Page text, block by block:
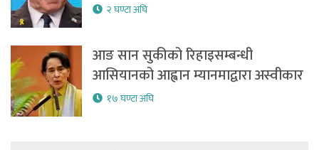
२ घण्टा अघि
आङ सान सुकीको रिहाइसम्बन्धी
आसियानको आह्वान म्यानमाद्वारा अस्वीकार
१७ घण्टा अघि